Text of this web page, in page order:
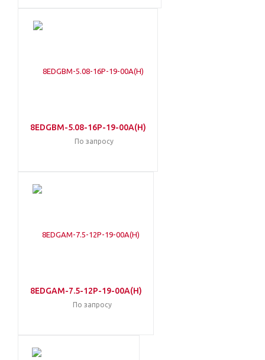
8EDGBM-5.08-16P-19-00A(H)
По запросу
8EDGAM-7.5-12P-19-00A(H)
По запросу